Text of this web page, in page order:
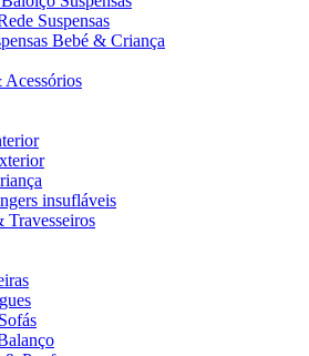
Suspensas
Bebé & Criança
Acessórios
insufláveis
Travesseiros